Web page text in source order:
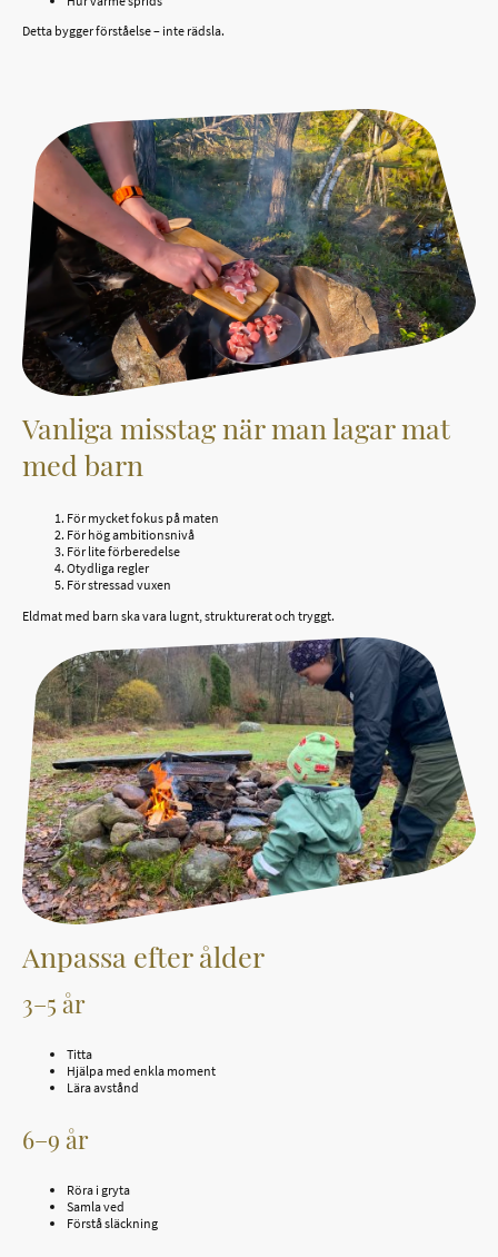
Detta bygger förståelse – inte rädsla.
Vanliga misstag när man lagar mat
med barn
För mycket fokus på maten
För hög ambitionsnivå
För lite förberedelse
Otydliga regler
För stressad vuxen
Eldmat med barn ska vara lugnt, strukturerat och tryggt.
Anpassa efter ålder
3–5 år
Titta
Hjälpa med enkla moment
Lära avstånd
6–9 år
Röra i gryta
Samla ved
Förstå släckning